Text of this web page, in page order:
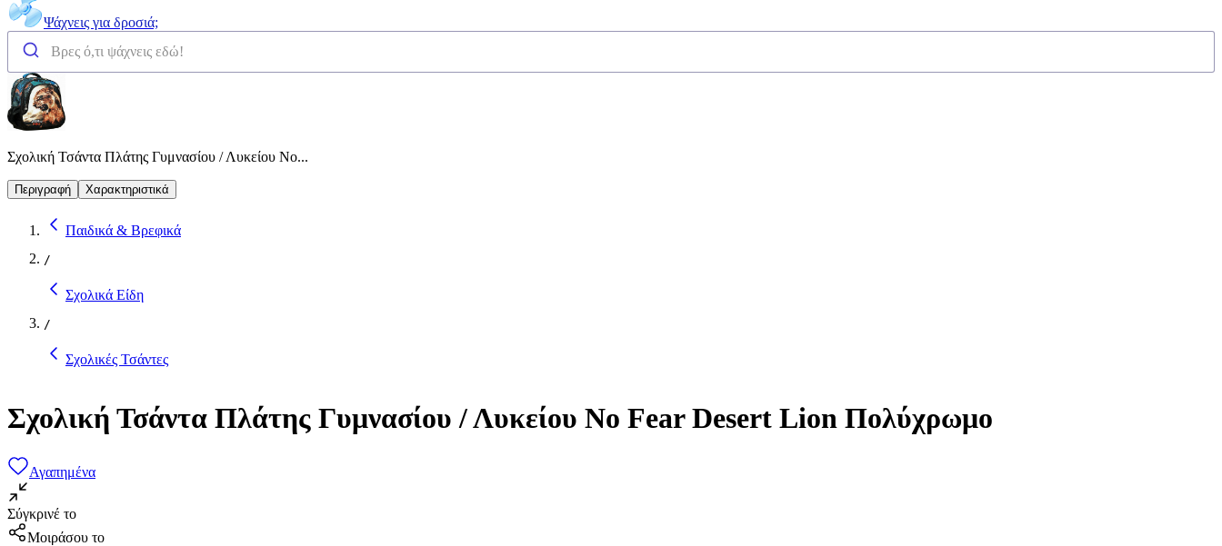
Ψάχνεις για δροσιά;
Σχολική Τσάντα Πλάτης Γυμνασίου / Λυκείου No...
Περιγραφή Χαρακτηριστικά
Παιδικά & Βρεφικά
/
Σχολικά Είδη
/
Σχολικές Τσάντες
Σχολική Τσάντα Πλάτης Γυμνασίου / Λυκείου No Fear Desert Lion Πολύχρωμο
Αγαπημένα
Σύγκρινέ το
Μοιράσου το